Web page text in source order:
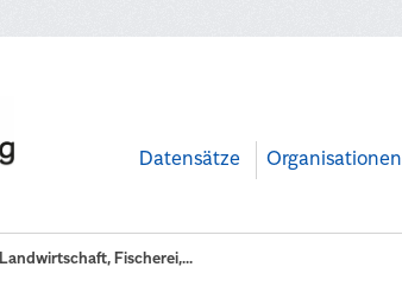
Datensätze Organisationen
Landwirtschaft, Fischerei,...